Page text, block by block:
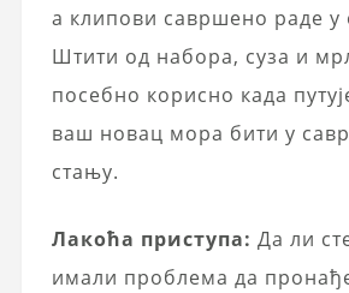
а клипови савршено раде у
Штити од набора, суза и
посебно корисно када
ваш новац мора бити у
стању.
Лакоћа приступа: Да ли
имали проблема да